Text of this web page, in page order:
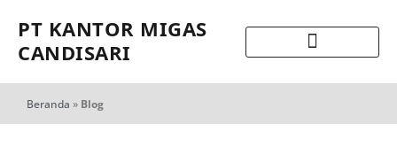
PT KANTOR MIGAS
CANDISARI
Beranda » Blog